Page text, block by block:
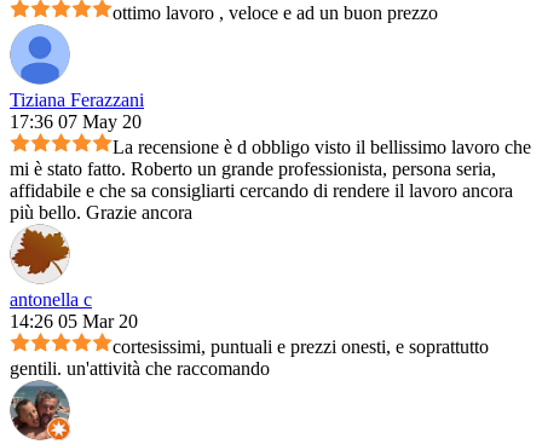
ottimo lavoro , veloce e ad un buon prezzo
Tiziana Ferazzani
17:36 07 May 20
La recensione è d obbligo visto il bellissimo lavoro che
mi è stato fatto. Roberto un grande professionista, persona seria,
affidabile e che sa consigliarti cercando di rendere il lavoro ancora
più bello. Grazie ancora
antonella c
14:26 05 Mar 20
cortesissimi, puntuali e prezzi onesti, e soprattutto
gentili. un'attività che raccomando